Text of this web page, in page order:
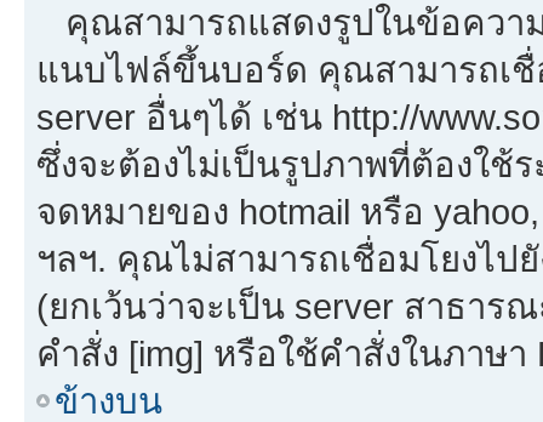
คุณสามารถแสดงรูปในข้อควา
แนบไฟล์ขึ้นบอร์ด คุณสามารถเชื่
server อื่นๆได้ เช่น http://
ซึ่งจะต้องไม่เป็นรูปภาพที่ต้องใช้
จดหมายของ hotmail หรือ
ฯลฯ. คุณไม่สามารถเชื่อมโยงไป
(ยกเว้นว่าจะเป็น server สาธาร
คำสั่ง [img] หรือใช้คำสั่งในภาษ
ข้างบน